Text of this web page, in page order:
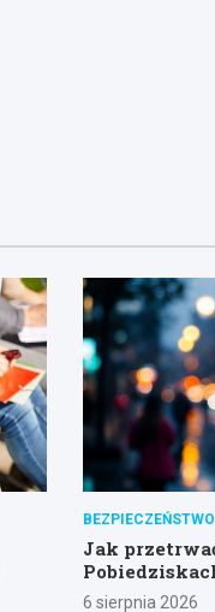
BEZPIECZEŃSTWO
Jak
6 sierpnia 2026